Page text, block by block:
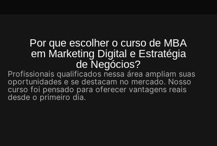
Por que escolher o curso de MBA
em Marketing Digital e Estratégia
de Negócios?
Profissionais qualificados nessa área ampliam suas
oportunidades e se destacam no mercado. Nosso
curso foi pensado para oferecer vantagens reais
desde o primeiro dia.